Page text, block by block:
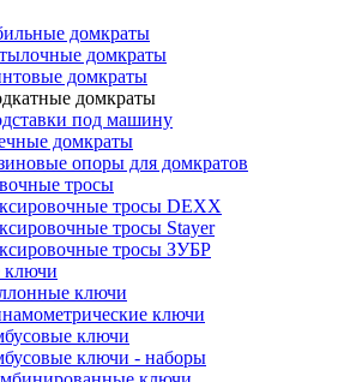
домкраты
домкраты
домкраты
домкраты
под машину
домкраты
опоры для домкратов
тросы
тросы DEXX
тросы Stayer
тросы ЗУБР
ключи
ключи
ключи
ключи
ключи - наборы